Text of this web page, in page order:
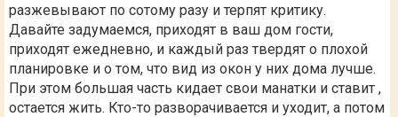
разжевывают по сотому разу и терпят критику.
Давайте задумаемся, приходят в ваш дом гости,
приходят ежедневно, и каждый раз твердят о плохой
планировке и о том, что вид из окон у них дома лучше.
При этом большая часть кидает свои манатки и ставит ,
остается жить. Кто-то разворачивается и уходит, а потом